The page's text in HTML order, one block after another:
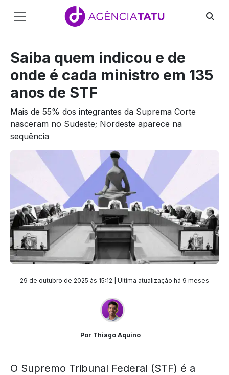
Pular para o conteúdo
Main
Navigation
Saiba quem indicou e de
onde é cada ministro em 135
anos de STF
Mais de 55% dos integrantes da Suprema Corte
nasceram no Sudeste; Nordeste aparece na
sequência
29 de outubro de 2025 às 15:12 | Última atualização há 9 meses
Por Thiago Aquino
O Supremo Tribunal Federal (STF) é a